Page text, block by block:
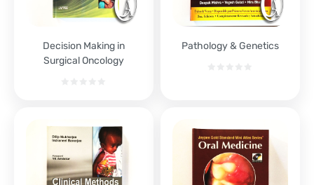
Decision Making in
Surgical Oncology
Pathology & Genetics